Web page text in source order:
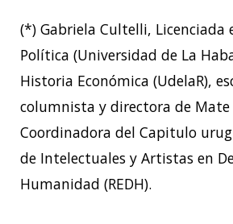
(*) Gabriela Cultelli, Licenciada
Política (Universidad de La
Historia Económica (UdelaR),
columnista y directora de Mate
Coordinadora del Capitulo
de Intelectuales y Artistas en
Humanidad (REDH).